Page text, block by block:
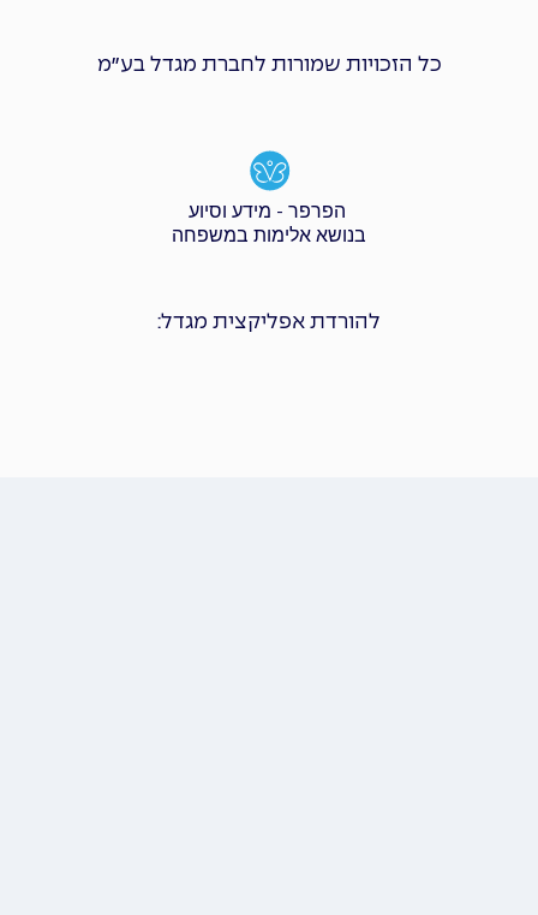
כל הזכויות שמורות לחברת מגדל בע״מ
הפרפר - מידע וסיוע
בנושא אלימות במשפחה
להורדת אפליקצית מגדל: